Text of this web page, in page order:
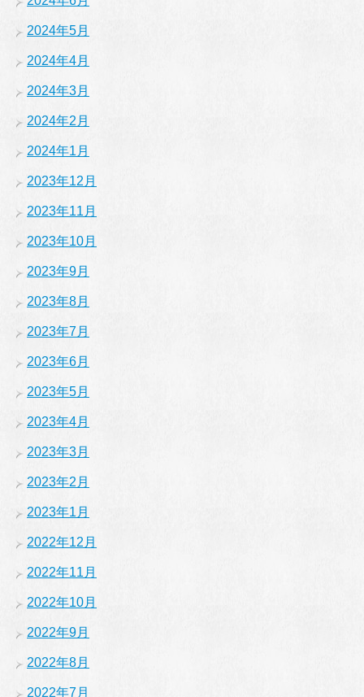
2024年5月
2024年4月
2024年3月
2024年2月
2024年1月
2023年12月
2023年11月
2023年10月
2023年9月
2023年8月
2023年7月
2023年6月
2023年5月
2023年4月
2023年3月
2023年2月
2023年1月
2022年12月
2022年11月
2022年10月
2022年9月
2022年8月
2022年7月